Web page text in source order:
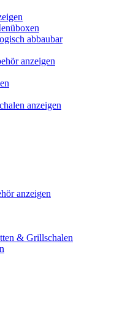
abbaubar
anzeigen
anzeigen
anzeigen
& Grillschalen